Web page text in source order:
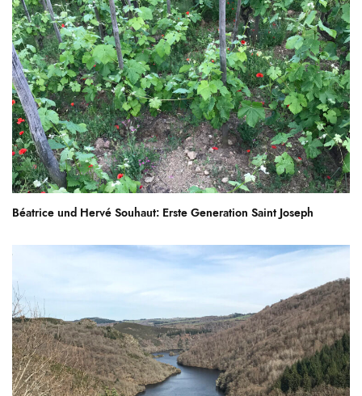
Béatrice und Hervé Souhaut: Erste Generation Saint Joseph